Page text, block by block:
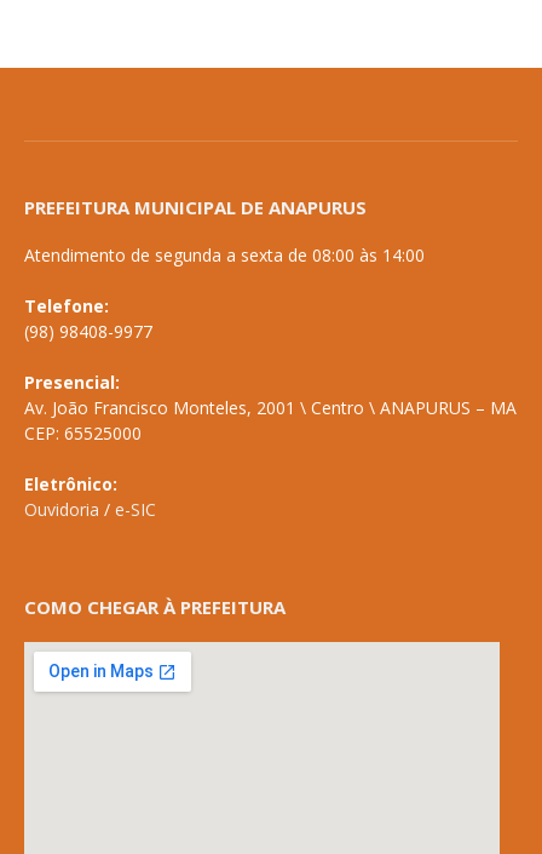
PREFEITURA MUNICIPAL DE ANAPURUS
Atendimento de segunda a sexta de 08:00 às 14:00
Telefone:
(98) 98408-9977
Presencial:
Av. João Francisco Monteles, 2001 \ Centro \ ANAPURUS – MA
CEP: 65525000
Eletrônico:
Ouvidoria / e-SIC
COMO CHEGAR À PREFEITURA